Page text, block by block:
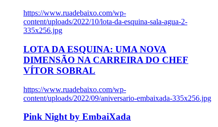
https://www.ruadebaixo.com/wp-
content/uploads/2022/10/lota-da-esquina-sala-agua-2-
335x256.jpg
LOTA DA ESQUINA: UMA NOVA
DIMENSÃO NA CARREIRA DO CHEF
VÍTOR SOBRAL
https://www.ruadebaixo.com/wp-
content/uploads/2022/09/aniversario-embaixada-335x256.jpg
Pink Night by EmbaiXada